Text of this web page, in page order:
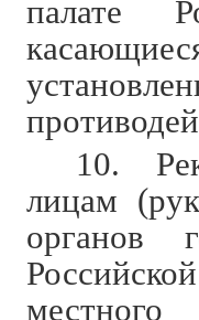
палате
10.
лицам
органов
местного